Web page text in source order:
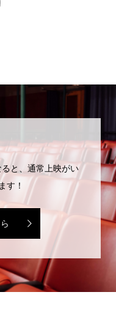
と、通常上映がい
す！